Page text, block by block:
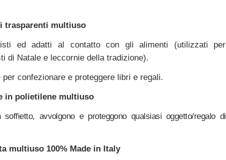
trasparenti multiuso
ed adatti al contatto con gli alimenti (utilizzati per
di Natale e leccornie della tradizione).
confezionare e proteggere libri e regali.
in polietilene multiuso
avvolgono e proteggono qualsiasi oggetto/regalo di
multiuso 100% Made in Italy